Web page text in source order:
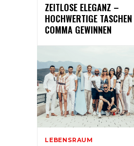
ZEITLOSE ELEGANZ –
HOCHWERTIGE
COMMA GEWINNEN
LEBENSRAUM